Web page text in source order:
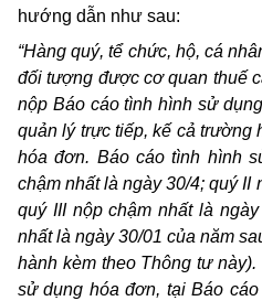
hướng dẫn như sau:
“Hàng quý, tể chức, hộ, cá
đối tượng được cơ quan thuế
nộp Báo cáo tình hình sử
quản lý trực tiếp, kế cả trường
hóa đơn. Báo cáo tình hình
chậm nhất là ngày 30/4; quý II
quý III nộp chậm nhất là
nhất là ngày 30/01 của năm
hành kèm theo Thông tư
sử dụng hóa đơn, tại Báo